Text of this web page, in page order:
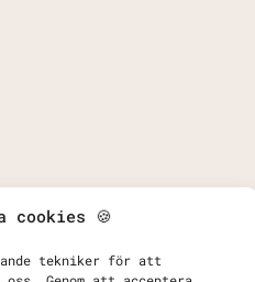
cookies 🍪
tekniker för att